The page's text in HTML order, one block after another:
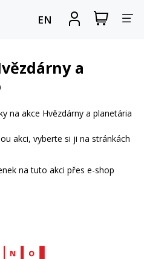
EN
Zobrazit
nákupní
a
na akce Hvězdárny a planetária
akci, vyberte si ji na stránkách
na tuto akci přes e-shop
Web